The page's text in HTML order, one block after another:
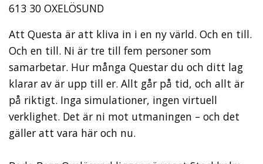
613 30 OXELÖSUND
Att Questa är att kliva in i en ny värld. Och en till.
Och en till. Ni är tre till fem personer som
samarbetar. Hur många Questar du och ditt lag
klarar av är upp till er. Allt går på tid, och allt är
på riktigt. Inga simulationer, ingen virtuell
verklighet. Det är ni mot utmaningen – och det
gäller att vara här och nu.